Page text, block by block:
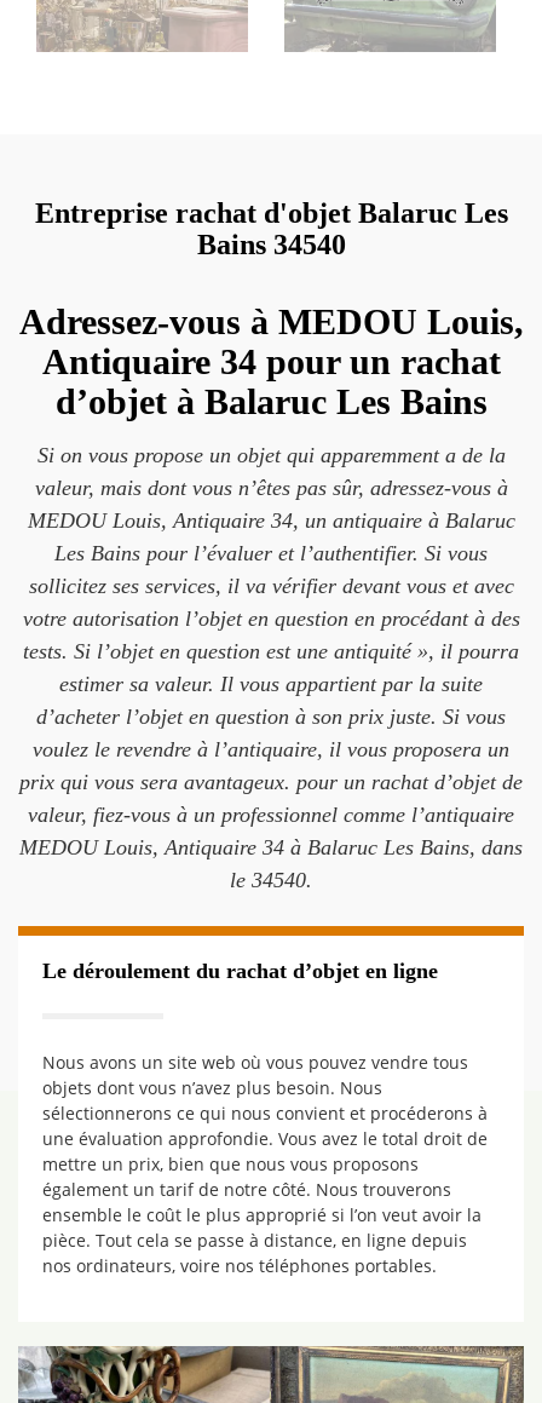
Entreprise rachat d'objet Balaruc Les
Bains 34540
Adressez-vous à MEDOU Louis,
Antiquaire 34 pour un rachat
d’objet à Balaruc Les Bains
Si on vous propose un objet qui apparemment a de la
valeur, mais dont vous n’êtes pas sûr, adressez-vous à
MEDOU Louis, Antiquaire 34, un antiquaire à Balaruc
Les Bains pour l’évaluer et l’authentifier. Si vous
sollicitez ses services, il va vérifier devant vous et avec
votre autorisation l’objet en question en procédant à des
tests. Si l’objet en question est une antiquité », il pourra
estimer sa valeur. Il vous appartient par la suite
d’acheter l’objet en question à son prix juste. Si vous
voulez le revendre à l’antiquaire, il vous proposera un
prix qui vous sera avantageux. pour un rachat d’objet de
valeur, fiez-vous à un professionnel comme l’antiquaire
MEDOU Louis, Antiquaire 34 à Balaruc Les Bains, dans
le 34540.
Le déroulement du rachat d’objet en ligne
Nous avons un site web où vous pouvez vendre tous
objets dont vous n’avez plus besoin. Nous
sélectionnerons ce qui nous convient et procéderons à
une évaluation approfondie. Vous avez le total droit de
mettre un prix, bien que nous vous proposons
également un tarif de notre côté. Nous trouverons
ensemble le coût le plus approprié si l’on veut avoir la
pièce. Tout cela se passe à distance, en ligne depuis
nos ordinateurs, voire nos téléphones portables.